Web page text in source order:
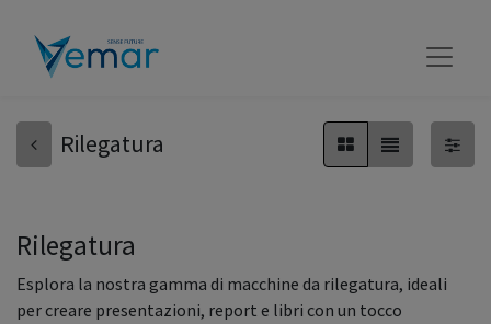
Rilegatura
Rilegatura
Esplora la nostra gamma di macchine da rilegatura, ideali
per creare presentazioni, report e libri con un tocco